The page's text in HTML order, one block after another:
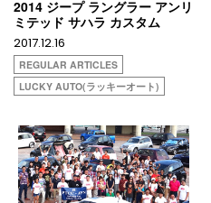
2014 ジープ ラングラー アンリ
ミテッド サハラ カスタム
2017.12.16
REGULAR ARTICLES
LUCKY AUTO(ラッキーオート)